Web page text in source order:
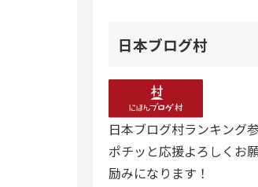
日本ブログ村
日本ブログ村ランキング参
ポチッと応援よろしくお
励みになります！